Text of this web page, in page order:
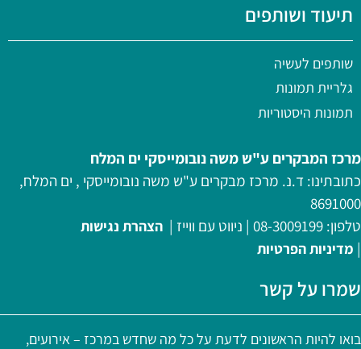
תיעוד ושותפים
שותפים לעשיה
גלריית תמונות
תמונות היסטוריות
מרכז המבקרים ע"ש משה נובומייסקי ים המלח
כתובתינו: ד.נ. מרכז מבקרים ע"ש משה נובומייסקי , ים המלח,
8691000
טלפון: 08-3009199
| ניווט עם ווייז | הצהרת נגישות
| מדיניותהפרטיות
שמרו על קשר
בואו להיות הראשונים לדעת על כל מה שחדש במרכז – אירועים,